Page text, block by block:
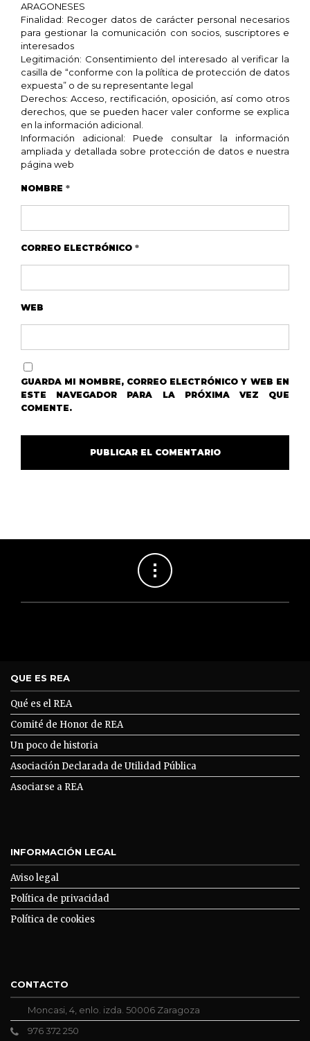
ARAGONESES
Finalidad: Recoger datos de carácter personal necesarios
para gestionar la comunicación con socios, suscriptores e
interesados
Legitimación: Consentimiento del interesado al verificar la
casilla de “conforme con la política de protección de datos
expuesta” o de su representante legal
Derechos: Acceso, rectificación, oposición, así como otros
derechos, que se pueden hacer valer conforme se explica
en la información adicional.
Información adicional: Puede consultar la información
ampliada y detallada sobre protección de datos e nuestra
página web
NOMBRE *
CORREO ELECTRÓNICO *
WEB
GUARDA MI NOMBRE, CORREO ELECTRÓNICO Y WEB EN
ESTE NAVEGADOR PARA LA PRÓXIMA VEZ QUE
COMENTE.
QUE ES REA
Qué es el REA
Comité de Honor de REA
Un poco de historia
Asociación Declarada de Utilidad Pública
Asociarse a REA
INFORMACIÓN LEGAL
Aviso legal
Política de privacidad
Política de cookies
CONTACTO
Moncasi, 4, enlo. izda. 50006 Zaragoza
976 372 250